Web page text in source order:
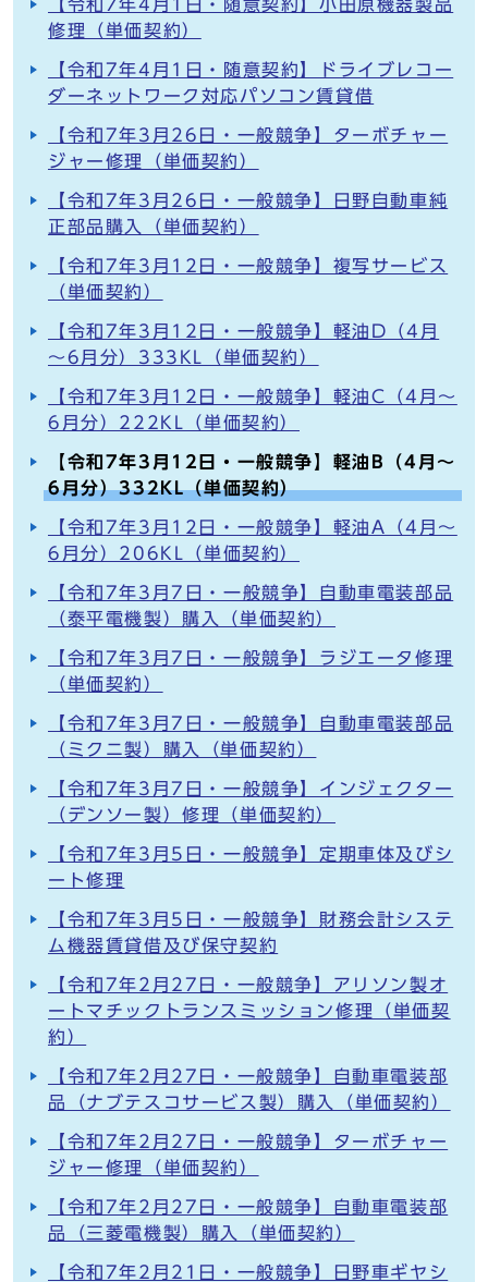
【令和7年4月1日・随意契約】小田原機器製品
修理（単価契約）
【令和7年4月1日・随意契約】ドライブレコー
ダーネットワーク対応パソコン賃貸借
【令和7年3月26日・一般競争】ターボチャー
ジャー修理（単価契約）
【令和7年3月26日・一般競争】日野自動車純
正部品購入（単価契約）
【令和7年3月12日・一般競争】複写サービス
（単価契約）
【令和7年3月12日・一般競争】軽油D（4月
～6月分）333KL（単価契約）
【令和7年3月12日・一般競争】軽油C（4月～
6月分）222KL（単価契約）
【令和7年3月12日・一般競争】軽油B（4月～
6月分）332KL（単価契約）
【令和7年3月12日・一般競争】軽油A（4月～
6月分）206KL（単価契約）
【令和7年3月7日・一般競争】自動車電装部品
（泰平電機製）購入（単価契約）
【令和7年3月7日・一般競争】ラジエータ修理
（単価契約）
【令和7年3月7日・一般競争】自動車電装部品
（ミクニ製）購入（単価契約）
【令和7年3月7日・一般競争】インジェクター
（デンソー製）修理（単価契約）
【令和7年3月5日・一般競争】定期車体及びシ
ート修理
【令和7年3月5日・一般競争】財務会計システ
ム機器賃貸借及び保守契約
【令和7年2月27日・一般競争】アリソン製オ
ートマチックトランスミッション修理（単価契
約）
【令和7年2月27日・一般競争】自動車電装部
品（ナブテスコサービス製）購入（単価契約）
【令和7年2月27日・一般競争】ターボチャー
ジャー修理（単価契約）
【令和7年2月27日・一般競争】自動車電装部
品（三菱電機製）購入（単価契約）
【令和7年2月21日・一般競争】日野車ギヤシ